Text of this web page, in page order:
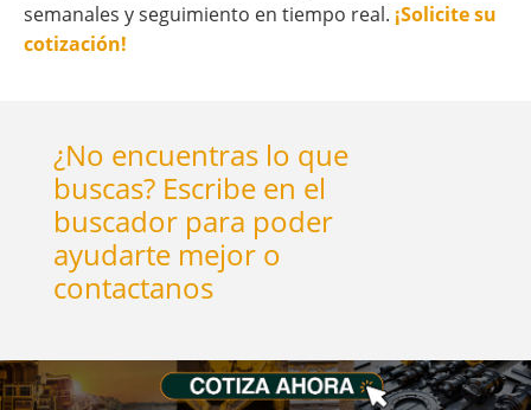
semanales y seguimiento en tiempo real. ¡Solicite su
cotización!
¿No encuentras lo que
buscas? Escribe en el
buscador para poder
ayudarte mejor o
contactanos